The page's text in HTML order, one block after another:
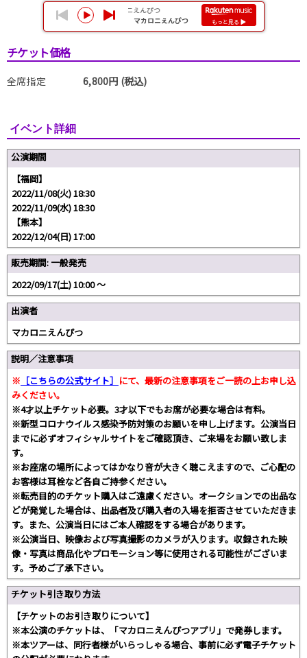
チケット価格
全席指定 6,800円 (税込)
イベント詳細
公演期間
【福岡】
2022/11/08(火) 18:30
2022/11/09(水) 18:30
【熊本】
2022/12/04(日) 17:00
販売期間: 一般発売
2022/09/17(土) 10:00 〜
出演者
マカロニえんぴつ
説明／注意事項
※ ［こちらの公式サイト］ にて、最新の注意事項をご一読の上お申し込
みください。
※4才以上チケット必要。3才以下でもお席が必要な場合は有料。
※新型コロナウイルス感染予防対策のお願いを申し上げます。公演当日
までに必ずオフィシャルサイトをご確認頂き、ご来場をお願い致しま
す。
※お座席の場所によってはかなり音が大きく聴こえますので、ご心配の
お客様は耳栓など各自ご持参ください。
※転売目的のチケット購入はご遠慮ください。オークションでの出品な
どが発覚した場合は、出品者及び購入者の入場を拒否させていただきま
す。また、公演当日にはご本人確認をする場合があります。
※公演当日、映像および写真撮影のカメラが入ります。収録された映
像・写真は商品化やプロモーション等に使用される可能性がございま
す。予めご了承下さい。
チケット引き取り方法
【チケットのお引き取りについて】
※本公演のチケットは、「マカロニえんぴつアプリ」で発券します。
※本ツアーは、同行者様がいらっしゃる場合、事前に必ず電子チケット